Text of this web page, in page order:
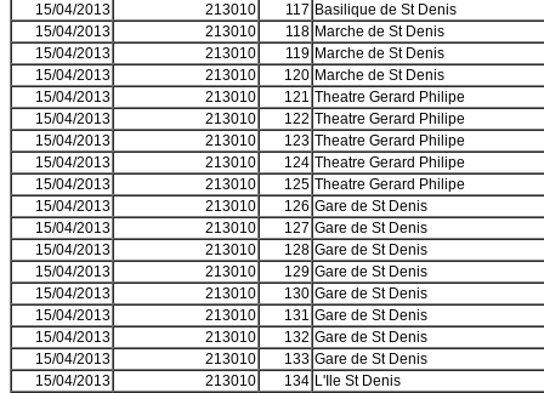
15/04/2013
213010 117 Basilique de St Denis
15/04/2013
213010 118 Marche de St Denis
15/04/2013
213010 119 Marche de St Denis
15/04/2013
213010 120 Marche de St Denis
15/04/2013
213010 121 Theatre Gerard Philipe
15/04/2013
213010 122 Theatre Gerard Philipe
15/04/2013
213010 123 Theatre Gerard Philipe
15/04/2013
213010 124 Theatre Gerard Philipe
15/04/2013
213010 125 Theatre Gerard Philipe
15/04/2013
213010 126 Gare de St Denis
15/04/2013
213010 127 Gare de St Denis
15/04/2013
213010 128 Gare de St Denis
15/04/2013
213010 129 Gare de St Denis
15/04/2013
213010 130 Gare de St Denis
15/04/2013
213010 131 Gare de St Denis
15/04/2013
213010 132 Gare de St Denis
15/04/2013
213010 133 Gare de St Denis
15/04/2013
213010 134 L'Ile St Denis